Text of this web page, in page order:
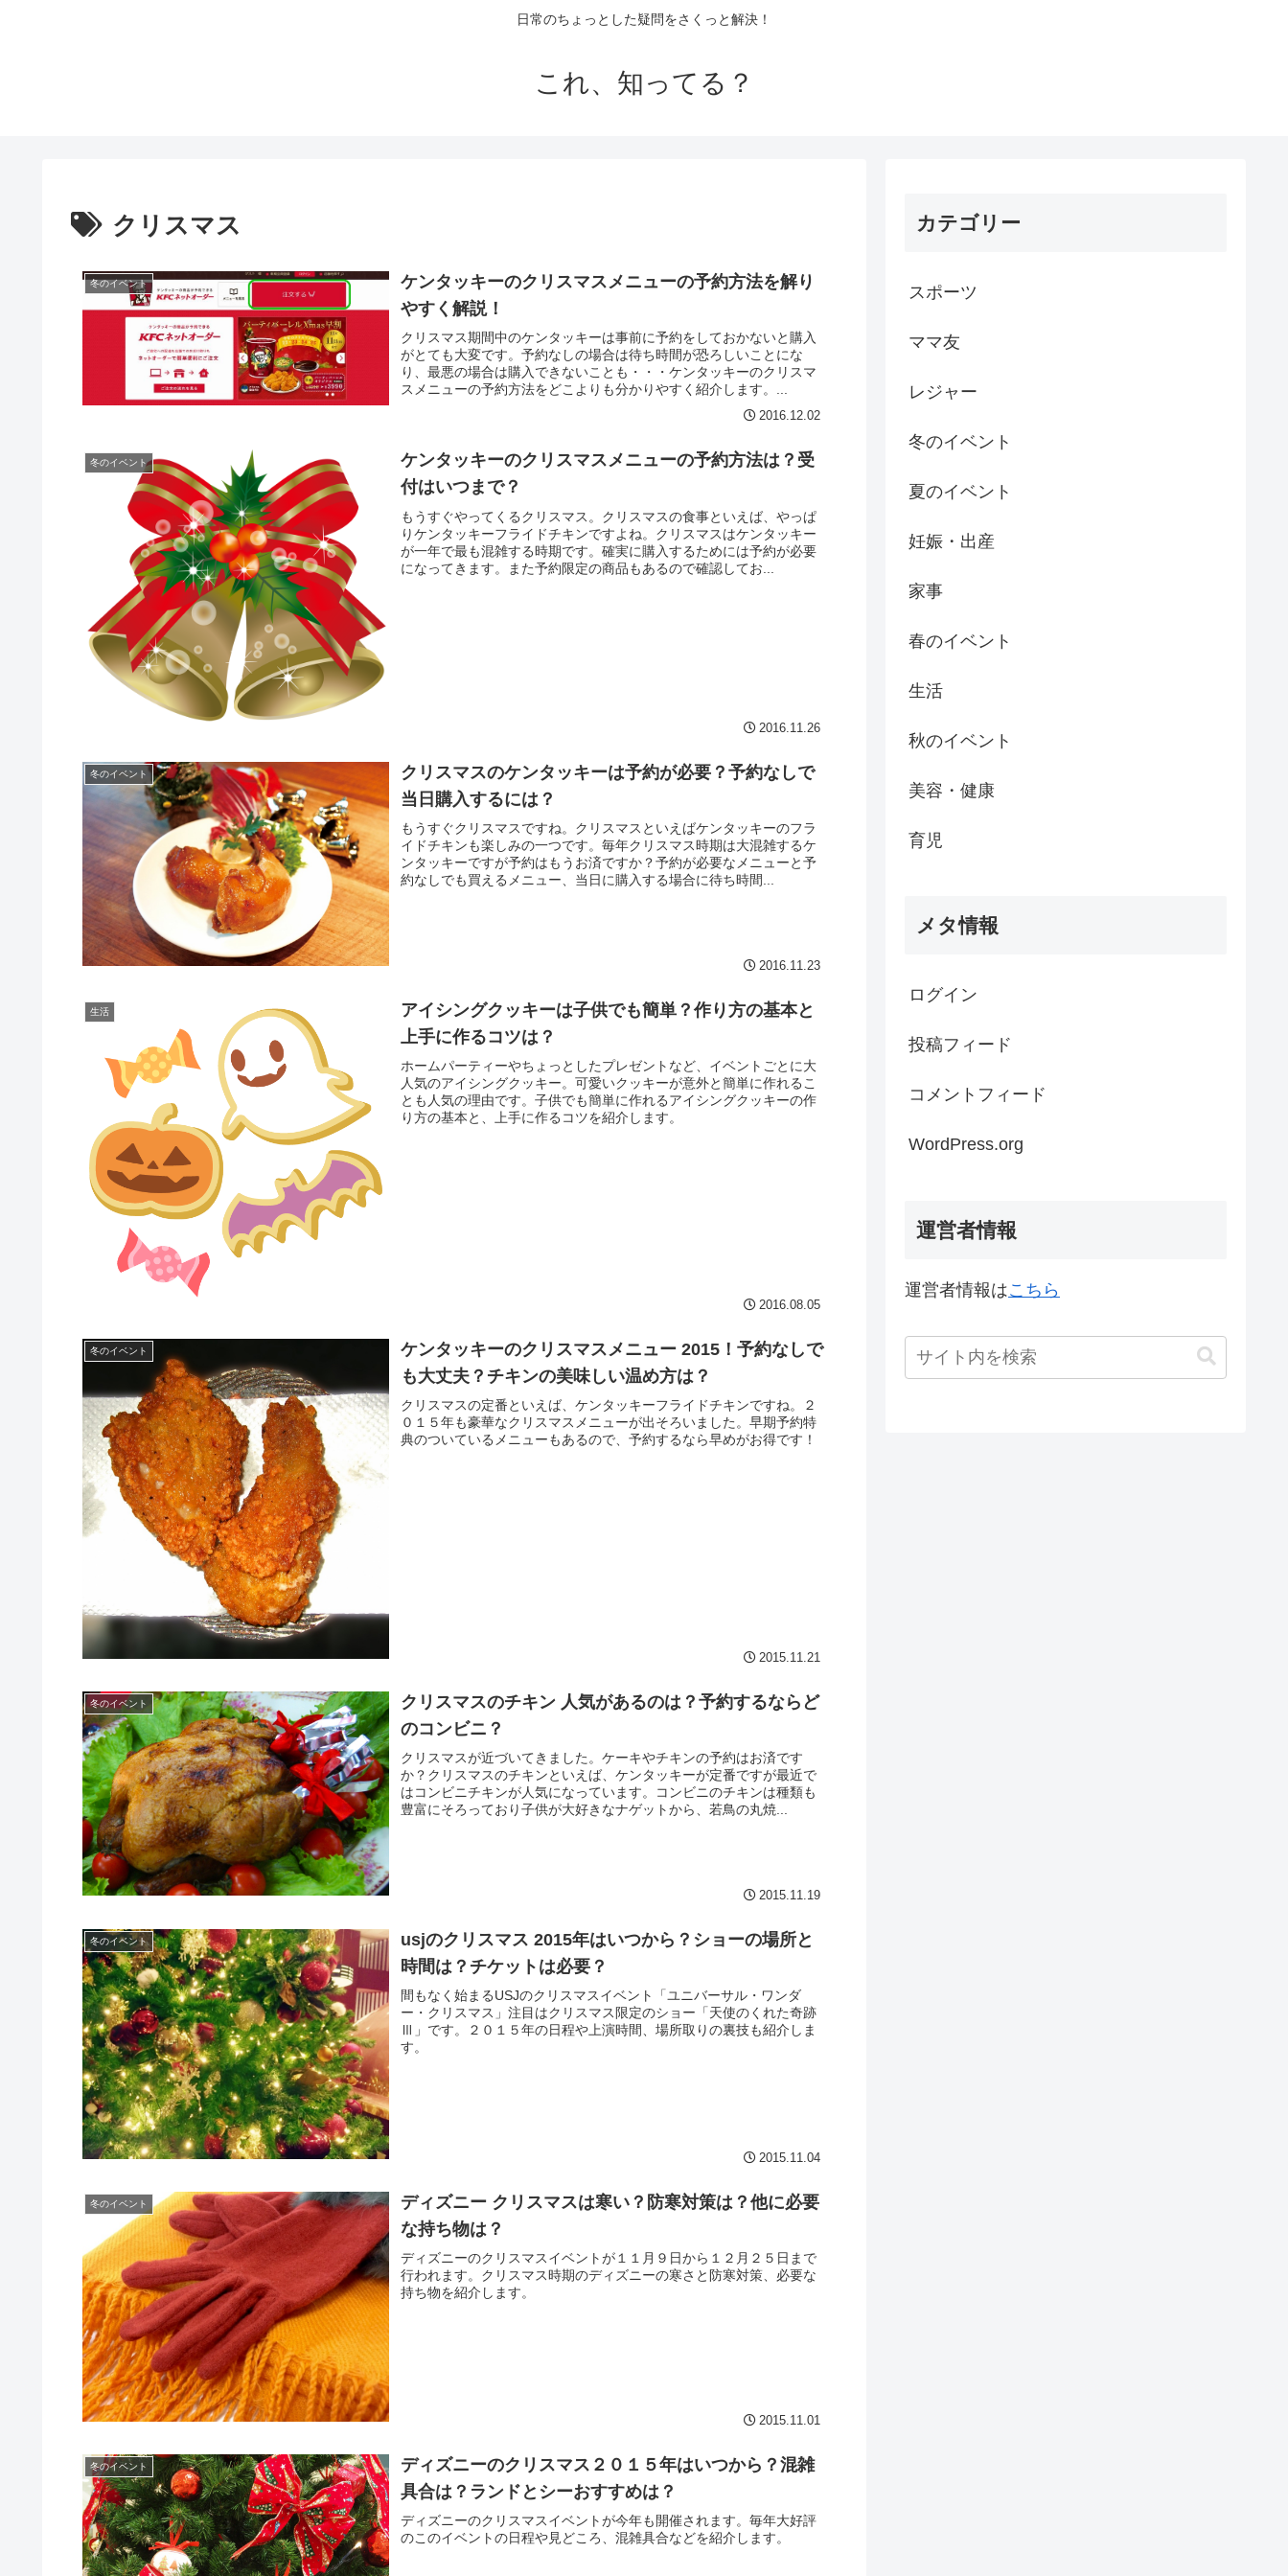
日常のちょっとした疑問をさくっと解決！
これ、知ってる？
クリスマス
冬のイベント
ケンタッキーのクリスマスメニューの予約方法を解り
やすく解説！
クリスマス期間中のケンタッキーは事前に予約をしておかないと購入
がとても大変です。予約なしの場合は待ち時間が恐ろしいことにな
り、最悪の場合は購入できないことも・・・ケンタッキーのクリスマ
スメニューの予約方法をどこよりも分かりやすく紹介します。...
2016.12.02
冬のイベント
ケンタッキーのクリスマスメニューの予約方法は？受
付はいつまで？
もうすぐやってくるクリスマス。クリスマスの食事といえば、やっぱ
りケンタッキーフライドチキンですよね。クリスマスはケンタッキー
が一年で最も混雑する時期です。確実に購入するためには予約が必要
になってきます。また予約限定の商品もあるので確認してお...
2016.11.26
冬のイベント
クリスマスのケンタッキーは予約が必要？予約なしで
当日購入するには？
もうすぐクリスマスですね。クリスマスといえばケンタッキーのフラ
イドチキンも楽しみの一つです。毎年クリスマス時期は大混雑するケ
ンタッキーですが予約はもうお済ですか？予約が必要なメニューと予
約なしでも買えるメニュー、当日に購入する場合に待ち時間...
2016.11.23
生活
アイシングクッキーは子供でも簡単？作り方の基本と
上手に作るコツは？
ホームパーティーやちょっとしたプレゼントなど、イベントごとに大
人気のアイシングクッキー。可愛いクッキーが意外と簡単に作れるこ
とも人気の理由です。子供でも簡単に作れるアイシングクッキーの作
り方の基本と、上手に作るコツを紹介します。
2016.08.05
冬のイベント
ケンタッキーのクリスマスメニュー 2015！予約なしで
も大丈夫？チキンの美味しい温め方は？
クリスマスの定番といえば、ケンタッキーフライドチキンですね。２
０１５年も豪華なクリスマスメニューが出そろいました。早期予約特
典のついているメニューもあるので、予約するなら早めがお得です！
2015.11.21
冬のイベント
クリスマスのチキン 人気があるのは？予約するならど
のコンビニ？
クリスマスが近づいてきました。ケーキやチキンの予約はお済です
か？クリスマスのチキンといえば、ケンタッキーが定番ですが最近で
はコンビニチキンが人気になっています。コンビニのチキンは種類も
豊富にそろっており子供が大好きなナゲットから、若鳥の丸焼...
2015.11.19
冬のイベント
usjのクリスマス 2015年はいつから？ショーの場所と
時間は？チケットは必要？
間もなく始まるUSJのクリスマスイベント「ユニバーサル・ワンダ
ー・クリスマス」注目はクリスマス限定のショー「天使のくれた奇跡
Ⅲ」です。２０１５年の日程や上演時間、場所取りの裏技も紹介しま
す。
2015.11.04
冬のイベント
ディズニー クリスマスは寒い？防寒対策は？他に必要
な持ち物は？
ディズニーのクリスマスイベントが１１月９日から１２月２５日まで
行われます。クリスマス時期のディズニーの寒さと防寒対策、必要な
持ち物を紹介します。
2015.11.01
冬のイベント
ディズニーのクリスマス２０１５年はいつから？混雑
具合は？ランドとシーおすすめは？
ディズニーのクリスマスイベントが今年も開催されます。毎年大好評
のこのイベントの日程や見どころ、混雑具合などを紹介します。
カテゴリー
スポーツ
ママ友
レジャー
冬のイベント
夏のイベント
妊娠・出産
家事
春のイベント
生活
秋のイベント
美容・健康
育児
メタ情報
ログイン
投稿フィード
コメントフィード
WordPress.org
運営者情報
運営者情報はこちら